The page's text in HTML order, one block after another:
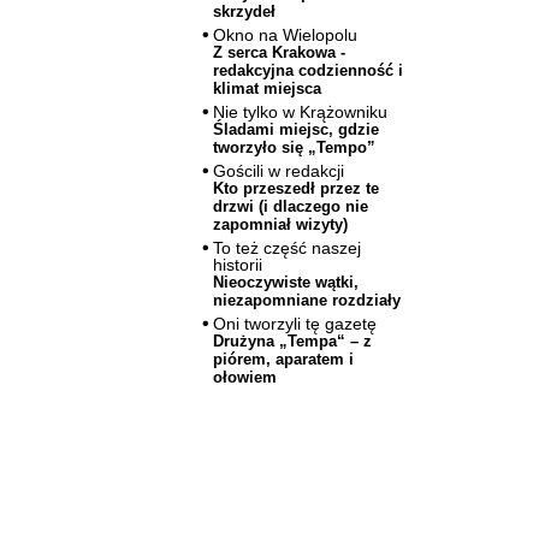
skrzydeł
Okno na Wielopolu
Z serca Krakowa -
redakcyjna codzienność i
klimat miejsca
Nie tylko w Krążowniku
Śladami miejsc, gdzie
tworzyło się „Tempo”
Gościli w redakcji
Kto przeszedł przez te
drzwi (i dlaczego nie
zapomniał wizyty)
To też część naszej
historii
Nieoczywiste wątki,
niezapomniane rozdziały
Oni tworzyli tę gazetę
Drużyna „Tempa“ – z
piórem, aparatem i
ołowiem